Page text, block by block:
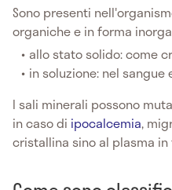
Sono presenti
organiche e in forma
allo stato solido: come
in soluzione: nel
I sali minerali possono
in caso di ipocalcemia,
cristallina sino al plasma